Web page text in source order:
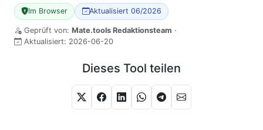
Im Browser Aktualisiert 06/2026
Geprüft von: Mate.tools Redaktionsteam ·
Aktualisiert: 2026-06-20
Dieses Tool teilen